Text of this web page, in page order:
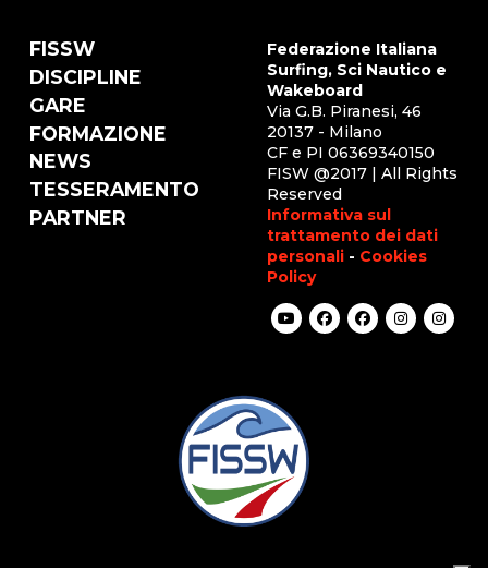
FISSW
DISCIPLINE
GARE
FORMAZIONE
NEWS
TESSERAMENTO
PARTNER
Federazione Italiana
Surfing, Sci Nautico e
Wakeboard
Via G.B. Piranesi, 46
20137 - Milano
CF e PI 06369340150
FISW @2017 | All Rights
Reserved
Informativa sul
trattamento dei dati
personali - Cookies
Policy